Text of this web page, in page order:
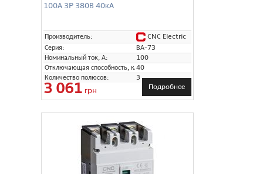
100А 3P 380В 40кА
Производитель:
CNC Electric
Серия:
ВА-73
Номинальный ток, А:
100
Отключающая способность, кА:40
Количество полюсов:
3
3 061 грн Подробнее